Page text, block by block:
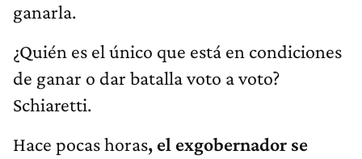
ganarla.
¿Quién es el único que está en condiciones
de ganar o dar batalla voto a voto?
Schiaretti.
Hace pocas horas, el exgobernador se